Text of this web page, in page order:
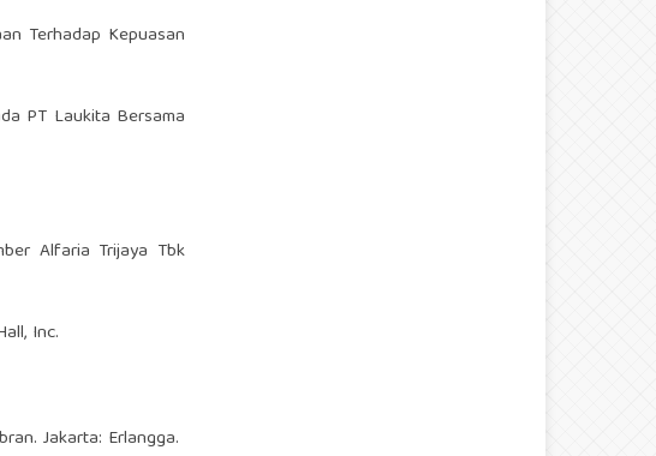
Terhadap Kepuasan
PT Laukita Bersama
Alfaria Trijaya Tbk
Inc.
Jakarta: Erlangga.